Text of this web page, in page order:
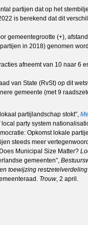
partijen dat op het
is berekend dat dit
gemeentegrootte (+),
in 2018) genomen
afneemt van 10 naar
van State (RvSt) op dit
gemeente (met 9
partijlandschap stokt”,
party system
Opkomst lokale
steeds meer
Municipal Size Matter?
gemeenten”,
toewijzing restzetelverdeling
Trouw, 2 april.